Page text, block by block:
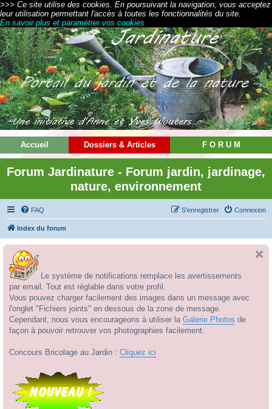
>>> Ce site utilise des cookies. En poursuivant la navigation, vous acceptez
leur utilisation permettant l'accès à toutes les fonctionnalités du site.
En savoir plus et paramétrer vos cookies
Accueil Dossiers & Articles F O R U M
Forum Jardinature - Forum jardin, jardinage,
nature, environnement
FAQ Connexion
S’enregistrer
Index du forum
Le système de notifications remplace les avertissements
par email. Tout est réglable dans votre profil.
Vous pouvez charger facilement des images dans un message avec
l'onglet "Fichiers joints" en dessous de la zone de message.
Cependant, nous vous encourageons à utiliser la Galerie Photos de
façon à pouvoir retrouver vos photographies facilement.
Concours Bricolage au Jardin : Cliquez ici